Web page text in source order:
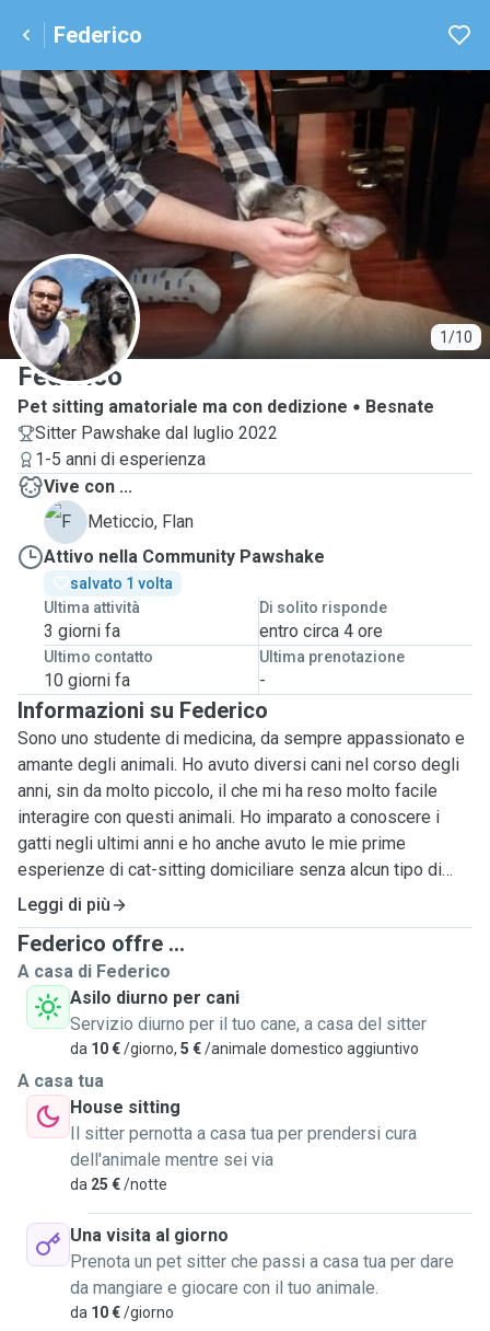
Federico
1/10
F
Federico
Pet sitting amatoriale ma con dedizione
Besnate
Sitter Pawshake dal luglio 2022
1-5 anni di esperienza
Vive con ...
F
Meticcio, Flan
Attivo nella Community Pawshake
salvato 1 volta
Ultima attività
3 giorni fa
Di solito risponde
entro circa 4 ore
Ultimo contatto
10 giorni fa
Ultima prenotazione
-
Informazioni su Federico
Sono uno studente di medicina, da sempre appassionato e
amante degli animali. Ho avuto diversi cani nel corso degli
anni, sin da molto piccolo, il che mi ha reso molto facile
interagire con questi animali. Ho imparato a conoscere i
gatti negli ultimi anni e ho anche avuto le mie prime
esperienze di cat-sitting domiciliare senza alcun tipo di
problema, anzi la mia conoscenza dei gatti è migliorata
molto grazie alle suddette esperienze. Mi piacerebbe fare
da pet-sitter perché mi darebbe l'opportunità di fare un
lavoro saltuario che sia anche un piacere e che mi
permetterebbe di non distogliermi troppo dai miei studi;
inoltre avrei così la possibilità di accrescere la mia
conoscenza rispetto ai nostri animali da compagnia e a
migliorare sempre più le mie capacità di prendermene cura.
Purtroppo non ho la possibilità di ospitare né cani né gatti
al momento, poiché la mia situazione abitativa non me lo
consente, ma sono totalmente disponibile a prendere in
carico qualsiasi altro tipo di mansione, purché mi consenta
di dedicare il tempo necessario al benessere di Flan, il mio
cane. Nello specifico sono a disposizione per:
-portare cani a fare passeggiate
-somministrazione cibo a domicilio
-somministrare medicinali orali, intradermici o
Leggi di più
Federico offre ...
A casa di Federico
Asilo diurno per cani
Servizio diurno per il tuo cane, a casa del sitter
da 10 €/giorno, 5 €/animale domestico aggiuntivo
A casa tua
House sitting
Il sitter pernotta a casa tua per prendersi cura
dell'animale mentre sei via
da 25 €/notte
Una visita al giorno
Prenota un pet sitter che passi a casa tua per dare
da mangiare e giocare con il tuo animale.
da 10 €/giorno